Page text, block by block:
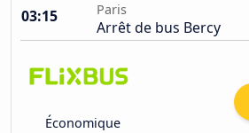
03:15
Paris
Arrêt de bus Bercy
Économique